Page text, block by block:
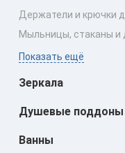
Держатели и крючки
Мыльницы, стаканы и
Показать ещё
Зеркала
Душевые поддоны
Ванны